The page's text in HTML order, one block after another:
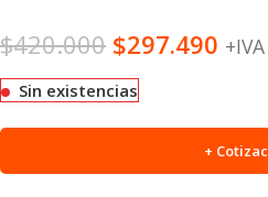
$420.000 $297.490 +IVA
Sin existencias
+